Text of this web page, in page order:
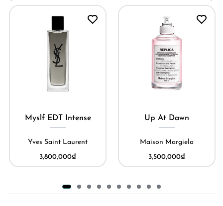
Up At Dawn
Maison Margiela
3,500,000
My Burberry Black
Limited
70,000,000